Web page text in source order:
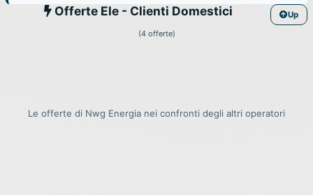
Ele
Offerte Ele - Clienti Domestici
Up
(4 offerte)
Le offerte di Nwg Energia nei confronti degli altri operatori